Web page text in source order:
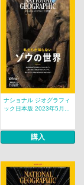
ナショナル ジオグラフィ
ック日本版 2023年5月...
購入